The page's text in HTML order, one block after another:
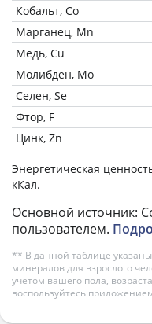
Кобальт, Co
Марганец, Mn
Медь, Cu
Молибден, Mo
Селен, Se
Фтор, F
Цинк, Zn
Энергетическая
кКал.
Основной источник:
пользователем.
** В данной таблице
минералов для взрослого
учетом вашего пола,
воспользуйтесь